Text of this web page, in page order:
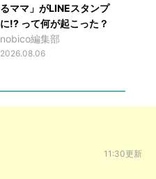
るママ」がLINEスタンプ
に!? って何が起こった？
nobico編集部
2026.08.06
11:30更新